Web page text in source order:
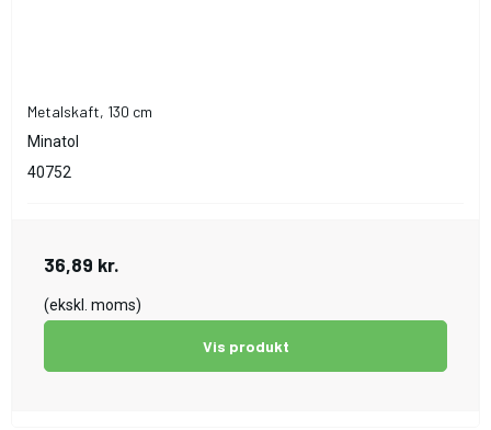
Metalskaft, 130 cm
Minatol
40752
36,89 kr.
(ekskl. moms)
Vis produkt